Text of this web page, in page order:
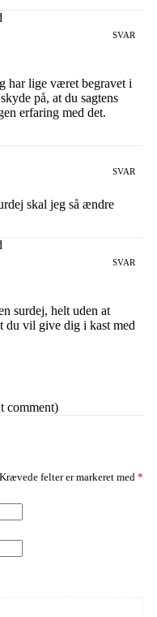
SVAR
har lige været begravet i
på, at du sagtens
erfaring med det.
SVAR
skal jeg så ændre
SVAR
surdej, helt uden at
du vil give dig i kast med
comment)
Krævede felter er markeret med *